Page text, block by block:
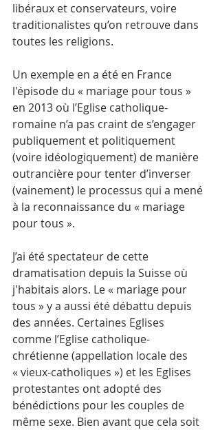
libéraux et conservateurs, voire
traditionalistes qu’on retrouve dans
toutes les religions.
Un exemple en a été en France
l'épisode du « mariage pour tous »
en 2013 où l’Eglise catholique-
romaine n’a pas craint de s’engager
publiquement et politiquement
(voire idéologiquement) de manière
outrancière pour tenter d’inverser
(vainement) le processus qui a mené
à la reconnaissance du « mariage
pour tous ».
J’ai été spectateur de cette
dramatisation depuis la Suisse où
j'habitais alors. Le « mariage pour
tous » y a aussi été débattu depuis
des années. Certaines Eglises
comme l’Eglise catholique-
chrétienne (appellation locale des
« vieux-catholiques ») et les Eglises
protestantes ont adopté des
bénédictions pour les couples de
même sexe. Bien avant que cela soit